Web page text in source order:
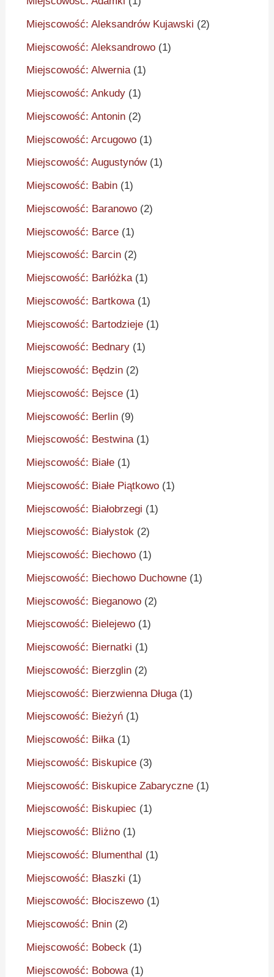
Miejscowość: Aleksandrów Kujawski (2)
Miejscowość: Aleksandrowo (1)
Miejscowość: Alwernia(1)
Miejscowość: Ankudy (1)
Miejscowość: Antonin (2)
Miejscowość: Arcugowo (1)
Miejscowość: Augustynów(1)
Miejscowość: Babin (1)
Miejscowość: Baranowo (2)
Miejscowość: Barce (1)
Miejscowość: Barcin (2)
Miejscowość: Barłóżka(1)
Miejscowość: Bartkowa(1)
Miejscowość: Bartodzieje (1)
Miejscowość: Bednary (1)
Miejscowość: Będzin (2)
Miejscowość: Bejsce (1)
Miejscowość: Berlin (9)
Miejscowość: Bestwina(1)
Miejscowość: Białe (1)
Miejscowość: Białe Piątkowo (1)
Miejscowość: Białobrzegi (1)
Miejscowość: Białystok (2)
Miejscowość: Biechowo (1)
Miejscowość: Biechowo Duchowne (1)
Miejscowość: Bieganowo (2)
Miejscowość: Bielejewo (1)
Miejscowość: Biernatki (1)
Miejscowość: Bierzglin (2)
Miejscowość: Bierzwienna Długa (1)
Miejscowość: Bieżyń (1)
Miejscowość: Biłka(1)
Miejscowość: Biskupice (3)
Miejscowość: Biskupice Zabaryczne (1)
Miejscowość: Biskupiec (1)
Miejscowość: Bliżno (1)
Miejscowość: Blumenthal (1)
Miejscowość: Błaszki (1)
Miejscowość: Błociszewo (1)
Miejscowość: Bnin (2)
Miejscowość: Bobeck (1)
Miejscowość: Bobowa (1)